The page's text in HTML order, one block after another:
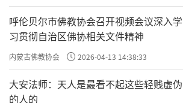
呼伦贝尔市佛教协会召开视频会议深入学
习贯彻自治区佛协相关文件精神
内蒙古佛教协会 2026-04-13 14:38:33
大安法师：天人是最看不起这些轻贱虚伪
的人的